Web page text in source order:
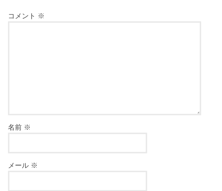
コメント ※
名前 ※
メール ※